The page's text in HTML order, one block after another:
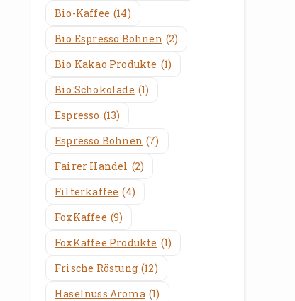
Bio-Kaffee (14)
Bio Espresso Bohnen (2)
Bio Kakao Produkte (1)
Bio Schokolade (1)
Espresso (13)
Espresso Bohnen (7)
Fairer Handel (2)
Filterkaffee (4)
FoxKaffee (9)
FoxKaffee Produkte (1)
Frische Röstung (12)
Haselnuss Aroma (1)